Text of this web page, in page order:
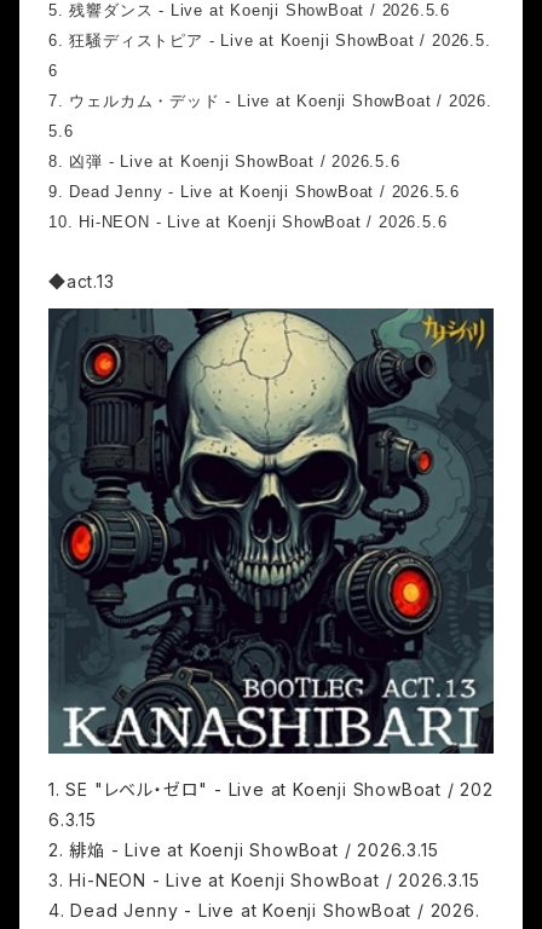
5.残響ダンス - Live at Koenji ShowBoat / 2026.5.6
6.狂騒ディストピア - Live at Koenji ShowBoat / 2026.5.
6
7. ウェルカム・デッド - Live at Koenji ShowBoat / 2026.
5.6
8. 凶弾 - Live at Koenji ShowBoat / 2026.5.6
9. Dead Jenny - Live at Koenji ShowBoat / 2026.5.6
10. Hi-NEON - Live at Koenji ShowBoat / 2026.5.6
◆act.13
1. SE "レベル・ゼロ" - Live at Koenji ShowBoat / 202
6.3.15
2. 緋焔 - Live at Koenji ShowBoat / 2026.3.15
3. Hi-NEON - Live at Koenji ShowBoat / 2026.3.15
4. Dead Jenny - Live at Koenji ShowBoat / 2026.